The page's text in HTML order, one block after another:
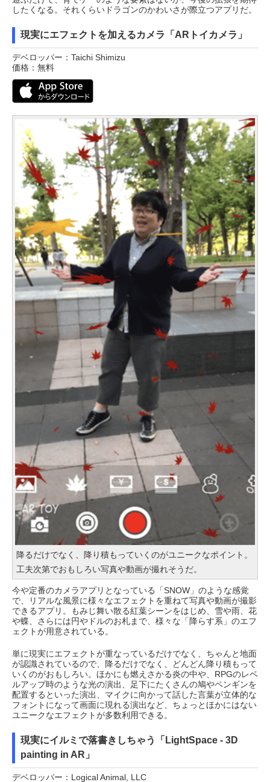
したくなる。それくらいドラゴンのかわいさが際立つアプリだ。
現実にエフェクトを加えるカメラ「ARトイカメラ」
デベロッパー：Taichi Shimizu
価格：無料
降るだけでなく、降り積もっていくのがユニークなポイント。
工夫次第でおもしろい写真や動画が撮れそうだ。
今や定番のカメラアプリとなっている「SNOW」のような感覚
で、リアルな風景に様々なエフェクトを重ねて写真や動画が撮影
できるアプリ。もみじ舞い散る紅葉シーンをはじめ、雪や雨、花
や蝶、さらには円やドルのお札まで、様々な「降らす系」のエフ
ェクトが用意されている。
単に現実にエフェクトが重なっているだけでなく、ちゃんと地面
が認識されているので、降るだけでなく、どんどん降り積もって
いくのがおもしろい。ほかにも燃えさかる炎の中や、RPGのレベ
ルアップ時のような光の演出、足下にたくさんの鳩やペンギンを
配置するといった演出、マイクに向かって話した言葉が立体的な
フォントになって画面に現れる演出など、ちょっとほかにはない
ユニークなエフェクトが多数利用できる。
現実にイルミで落書きしちゃう「LightSpace - 3D
painting in AR」
デベロッパー：Logical Animal, LLC